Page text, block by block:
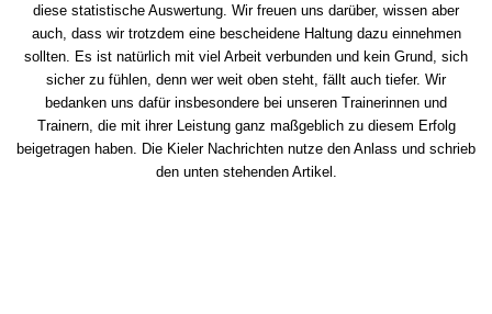
diese statistische Auswertung. Wir freuen uns darüber, wissen aber
auch, dass wir trotzdem eine bescheidene Haltung dazu einnehmen
sollten. Es ist natürlich mit viel Arbeit verbunden und kein Grund, sich
sicher zu fühlen, denn wer weit oben steht, fällt auch tiefer. Wir
bedanken uns dafür insbesondere bei unseren Trainerinnen und
Trainern, die mit ihrer Leistung ganz maßgeblich zu diesem Erfolg
beigetragen haben. Die Kieler Nachrichten nutze den Anlass und schrieb
den unten stehenden Artikel.